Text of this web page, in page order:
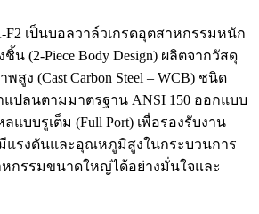
F2 เป็นบอลวาล์วเกรดอุตสาหกรรมหนัก
น (2-Piece Body Design) ผลิตจากวัสดุ
ง (Cast Carbon Steel – WCB) ชนิด
ปลนตามมาตรฐาน ANSI 150 ออกแบบ
แบบรูเต็ม (Full Port) เพื่อรองรับงาน
แรงดันและอุณหภูมิสูงในกระบวนการ
กรรมขนาดใหญ่ได้อย่างมั่นใจและ